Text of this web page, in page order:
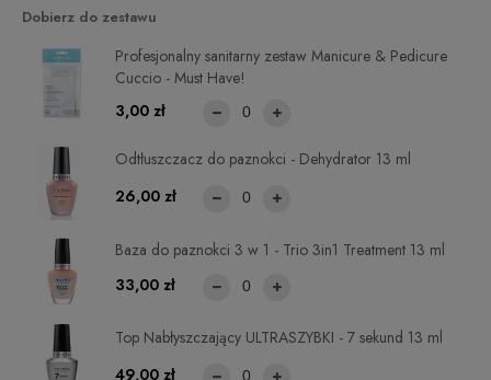
Dobierz do zestawu
Top Nabłyszczający ULTRASZYBKI - 7 sekund 13 ml
49,00 zł
Odtłuszczacz do paznokci - Dehydrator 13 ml
26,00 zł
Baza do paznokci 3 w 1 - Trio 3in1 Treatment 13 ml
33,00 zł
Profesjonalny sanitarny zestaw Manicure & Pedicure
Cuccio - Must Have!
3,00 zł